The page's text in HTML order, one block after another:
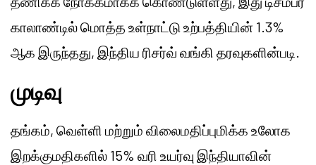
காலாண்டில் மொத்த உள்நாட்டு உற்பத்தியின் 1.3%
ஆக இருந்தது, இந்திய ரிசர்வ் வங்கி தரவுகளின்படி.
முடிவு
தங்கம், வெள்ளி மற்றும் விலைமதிப்புமிக்க உலோக
இறக்குமதிகளில் 15% வரி உயர்வு இந்தியாவின்